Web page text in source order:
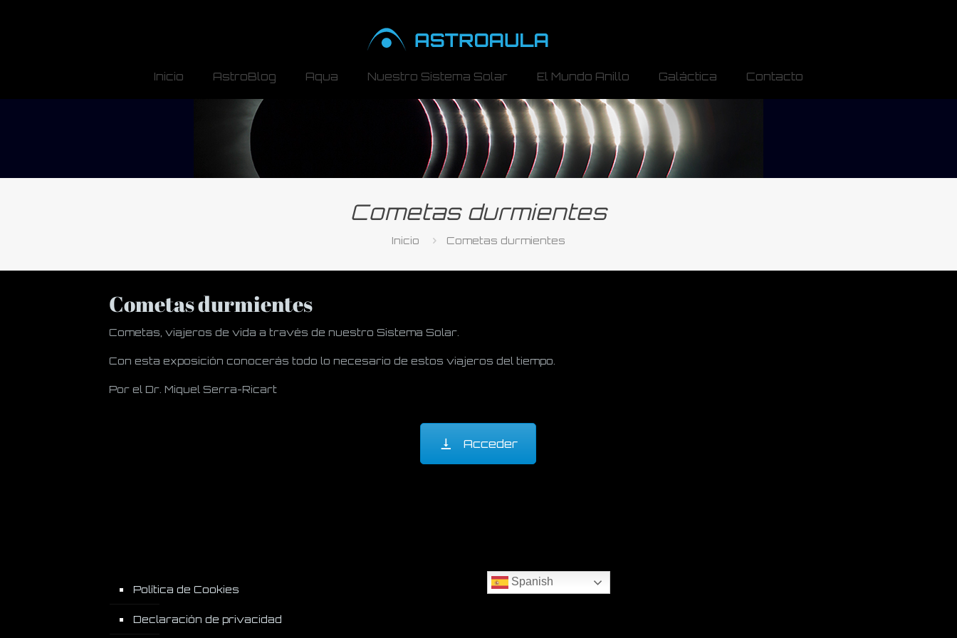
Inicio AstroBlog Aqua Nuestro Sistema Solar El Mundo Anillo Galáctica Contacto
Cometas durmientes
Inicio Cometas durmientes
Cometas durmientes
Cometas, viajeros de vida a través de nuestro Sistema Solar.
Con esta exposición conocerás todo lo necesario de estos viajeros del tiempo.
Por el Dr. Miquel Serra-Ricart
Acceder
Política de Cookies
Declaración de privacidad
Spanish